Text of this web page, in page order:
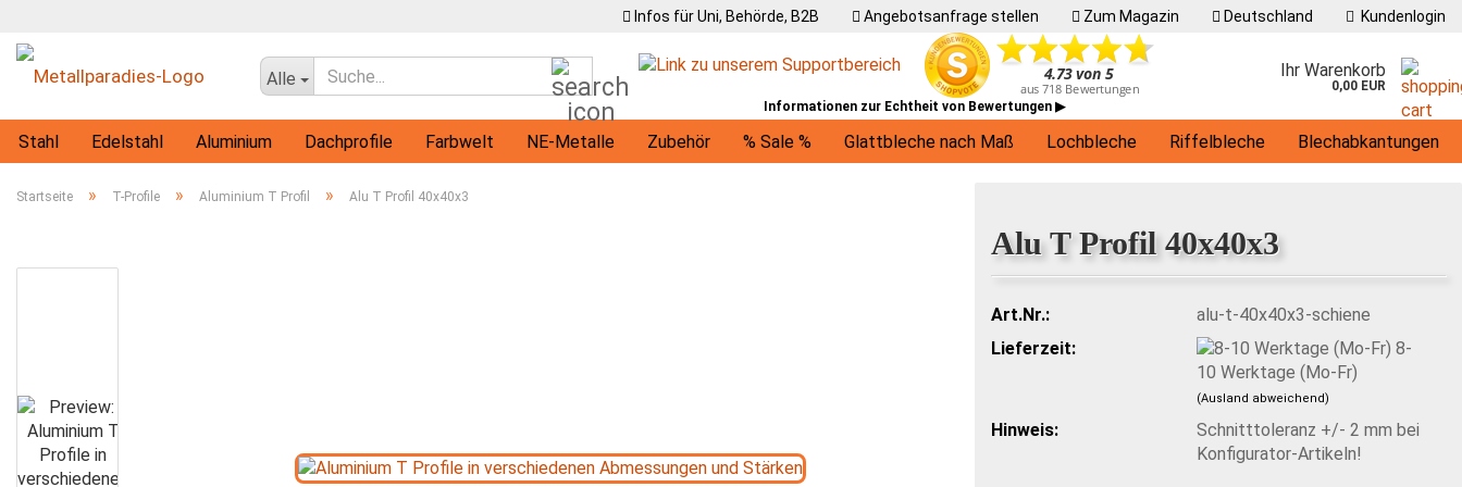
Infos für Uni, Behörde, B2B Angebotsanfrage stellen Zum Magazin Deutschland Kundenlogin
Alle
Suche...
Informationen zur Echtheit von Bewertungen ▶
Ihr Warenkorb
0,00 EUR
Stahl Edelstahl Aluminium Dachprofile Farbwelt NE-Metalle Zubehör % Sale % Glattbleche nach Maß Lochbleche Riffelbleche Blechabkantungen
Rohre Vollmaterial-Profile T-Profile
Startseite » T-Profile » Aluminium T Profil » Alu T Profil 40x40x3
Alu T Profil 40x40x3
Art.Nr.:
alu-t-40x40x3-schiene
Lieferzeit:
8-
10 Werktage (Mo-Fr)
(Ausland abweichend)
Hinweis:
Schnitttoleranz +/- 2 mm bei
Konfigurator-Artikeln!